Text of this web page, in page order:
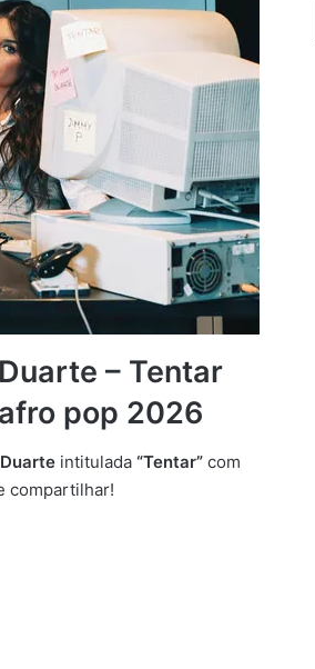
– Tentar
pop 2026
intitulada “Tentar” com
compartilhar!